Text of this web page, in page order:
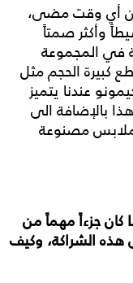
من أي وقت مضى،
وأكثر صمتاً
في المجموعة
كبيرة الحجم مثل
عندنا يتميز
بالإضافة الى
مصنوعة
- التعاون مع عارضة الأزياء Laura Ponte كان جزءاً مهماً من
هذه الشراكة، وكيف